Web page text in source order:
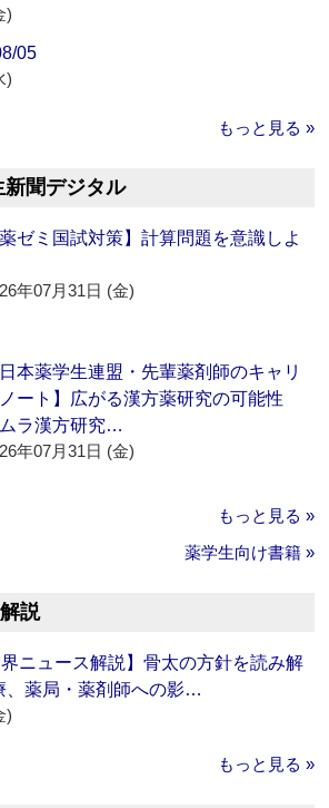
)
05
)
もっと見る »
聞デジタル
薬ゼミ国試対策】計算問題を意識しよ
年07月31日 (金)
日本薬学生連盟・先輩薬剤師のキャリ
ート】広がる漢方薬研究の可能性
ラ漢方研究…
年07月31日 (金)
もっと見る »
薬学生向け書籍 »
説
界ニュース解説】骨太の方針を読み解
、薬局・薬剤師への影…
)
もっと見る »